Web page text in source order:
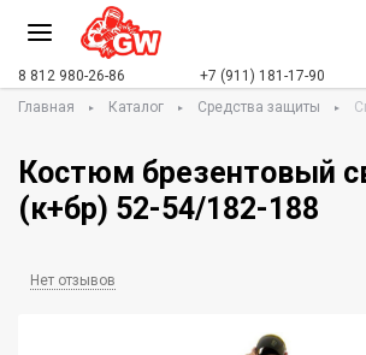
8 812 980-26-86 +7 (911) 181-17-90
Главная
Каталог Средства защиты
Костюм брезентовый
(к+бр) 52-54/182-188
Нет отзывов